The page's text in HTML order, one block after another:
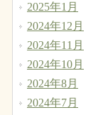
2025年1月
2024年12月
2024年11月
2024年10月
2024年8月
2024年7月